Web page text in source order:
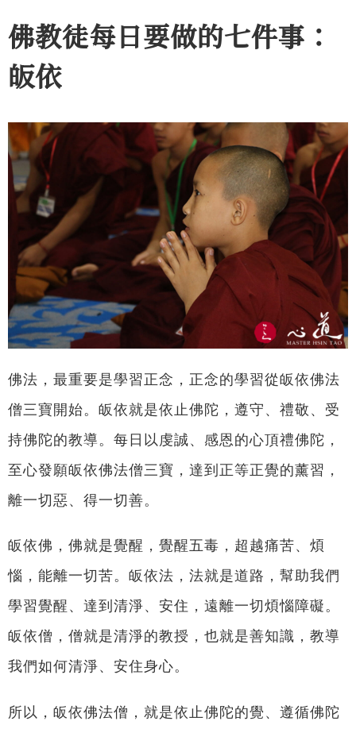
佛教徒每日要做的七件事：
皈依
佛法，最重要是學習正念，正念的學習從皈依佛法
僧三寶開始。皈依就是依止佛陀，遵守、禮敬、受
持佛陀的教導。每日以虔誠、感恩的心頂禮佛陀，
至心發願皈依佛法僧三寶，達到正等正覺的薰習，
離一切惡、得一切善。
皈依佛，佛就是覺醒，覺醒五毒，超越痛苦、煩
惱，能離一切苦。皈依法，法就是道路，幫助我們
學習覺醒、達到清淨、安住，遠離一切煩惱障礙。
皈依僧，僧就是清淨的教授，也就是善知識，教導
我們如何清淨、安住身心。
所以，皈依佛法僧，就是依止佛陀的覺、遵循佛陀